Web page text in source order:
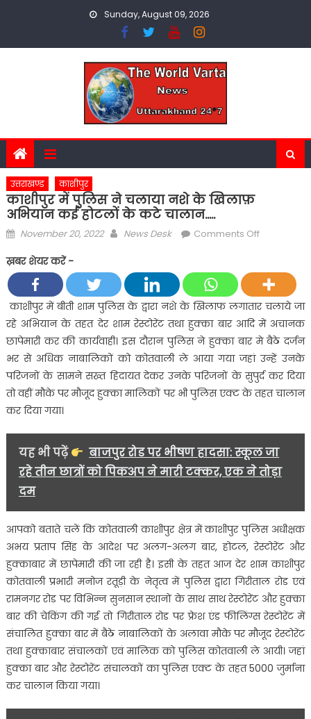
Sunday, August 09, 2026
उत्तराखण्ड काशीपुर
काशीपुर में पुलिस ने चलाया नशे के खिलाफ़
अभियान कई होटलों के कटे चालान…..
Posted
November 20, 2022 Author
News Desk Comments Offon
पुलिस
ने
चलाया
नशे
के
खिलाफ़
अभियान
कई
चालान…..
ख़बर शेयर करें -
काशीपुर में बीती शाम पुलिस के द्वारा नशे के खिलाफ लगातार चलाये जा
रहे अभियान के तहत देर शाम रेस्टोरेंट तथा हुक्का बार आदि में अचानक
छापेमारी कर की कार्यवाही। इस दौरान पुलिस ने हुक्का बार मे बैठे दर्जन
भर से अधिक नाबालिकों को कोतवाली ले आया गया जहां उन्हें उनके
परिजनों के सामने सख्त हिदायत देकर उनके परिजनों के सुपुर्द कर दिया
तो वहीं मौके पर मौजूद हुक्का मालिकों पर भी पुलिस एक्ट के तहत चालान
कर दिया गया।
यह भी पढ़ें
बाजपुर रोड पर भीषण हादसा: स्कूल जा
रहे तीन छात्रों को पिकअप ने मारी टक्कर, एक ने तोड़ा
दम
आपको बताते चलें कि कोतवाली काशीपुर क्षेत्र में काशीपुर पुलिस अधीक्षक
अभय प्रताप सिंह के आदेश पर अलग-अलग बार, होटल, रेस्टोरेंट और
हुक्काबार में छापेमारी की जा रही है। इसी के तहत आज देर शाम काशीपुर
कोतवाली प्रभारी मनोज रतूड़ी के नेतृत्व में पुलिस द्वारा गिरीताल रोड एवं
रामनगर रोड पर विभिन्न सुनसान स्थानों के साथ साथ रेस्टोरेंट और हुक्का
बार की चेकिंग की गई तो गिरीताल रोड पर फ्रेश एंड फीलिंग्स रेस्टोरेंट में
संचालित हुक्का बार में बैठे नाबालिकों के अलावा मौके पर मौजूद रेस्टोरेंट
तथा हुक्काबार संचालकों एवं मालिक को पुलिस कोतवाली ले आयी। जहां
हुक्का बार और रेस्टोरेंट संचालकों का पुलिस एक्ट के तहत 5000 जुर्माना
कर चालान किया गया।